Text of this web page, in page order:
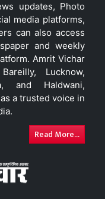
updates, Photo
media platforms,
can also access
and weekly
Amrit Vichar
Lucknow,
and Haldwani,
a trusted voice in
Read More...